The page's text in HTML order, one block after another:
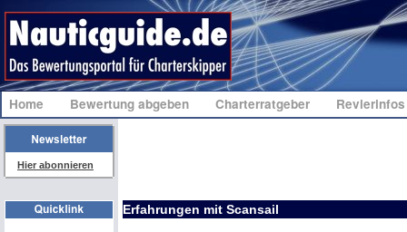
Home Bewertung abgeben Charterratgeber
Erfahrungen mit Scansail
Hier abonnieren
Bw